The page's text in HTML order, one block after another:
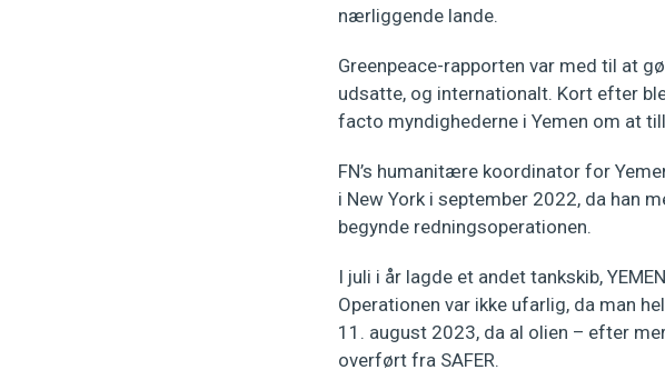
nærliggende lande.
Greenpeace-rapporten var med til at
udsatte, og internationalt. Kort efter
facto myndighederne i Yemen om at
FN’s humanitære koordinator for
i New York i september 2022, da han
begynde redningsoperationen.
I juli i år lagde et andet tankskib,
Operationen var ikke ufarlig, da man
11. august 2023, da al olien – efter
overført fra SAFER.